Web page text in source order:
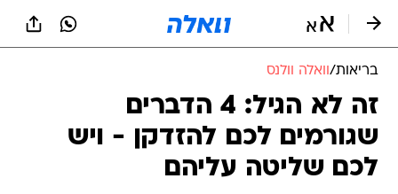
בריאות/ וואלה וולנס
זה לא הגיל: 4 הדברים
שגורמים לכם להזדקן - ויש
לכם שליטה עליהם